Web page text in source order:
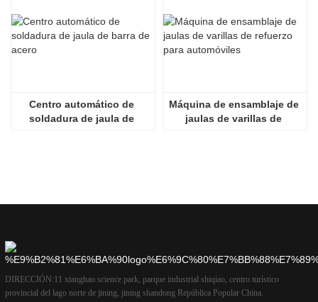
Centro automático de
soldadura de jaula de
Máquina de ensamblaje de
jaulas de varillas de
DIRECCIÓN:11 xianghao science park, parque industrial shiqiao, centro turístico
provincial del lago norte de jining, jining shandong República Popular China.